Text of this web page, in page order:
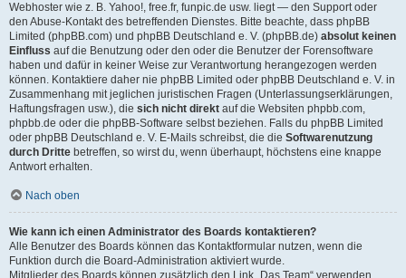
Webhoster wie z. B. Yahoo!, free.fr, funpic.de usw. liegt — den Support oder
den Abuse-Kontakt des betreffenden Dienstes. Bitte beachte, dass phpBB
Limited (phpBB.com) und phpBB Deutschland e. V. (phpBB.de) absolut keinen
Einfluss auf die Benutzung oder den oder die Benutzer der Forensoftware
haben und dafür in keiner Weise zur Verantwortung herangezogen werden
können. Kontaktiere daher nie phpBB Limited oder phpBB Deutschland e. V. in
Zusammenhang mit jeglichen juristischen Fragen (Unterlassungserklärungen,
Haftungsfragen usw.), die sich nicht direkt auf die Websiten phpbb.com,
phpbb.de oder die phpBB-Software selbst beziehen. Falls du phpBB Limited
oder phpBB Deutschland e. V. E-Mails schreibst, die die Softwarenutzung
durch Dritte betreffen, so wirst du, wenn überhaupt, höchstens eine knappe
Antwort erhalten.
Nach oben
Wie kann ich einen Administrator des Boards kontaktieren?
Alle Benutzer des Boards können das Kontaktformular nutzen, wenn die
Funktion durch die Board-Administration aktiviert wurde.
Mitglieder des Boards können zusätzlich den Link „Das Team“ verwenden.